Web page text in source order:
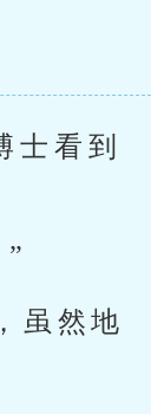
士看到
虽然地